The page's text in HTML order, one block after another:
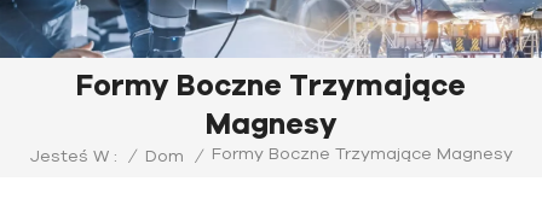
Formy Boczne Trzymające
Magnesy
Jesteś W : / Dom / Formy Boczne Trzymające Magnesy